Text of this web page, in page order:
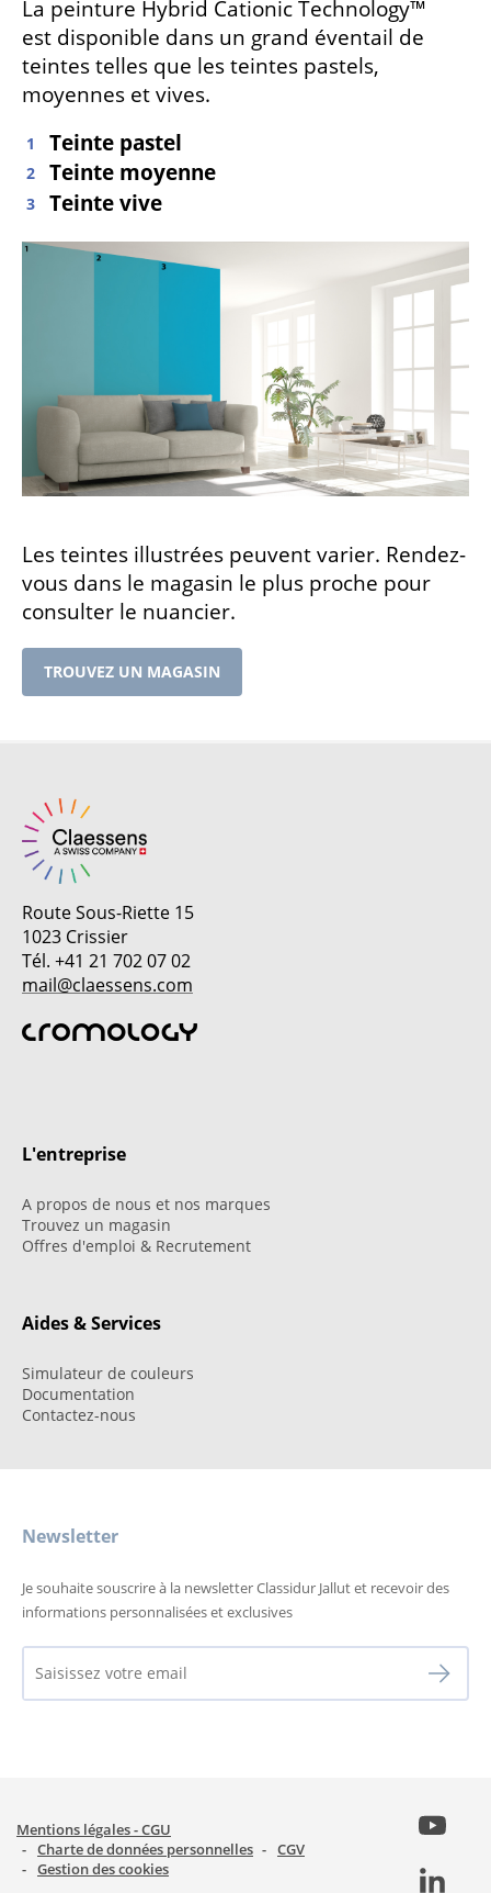
La peinture Hybrid Cationic Technology™
est disponible dans un grand éventail de
teintes telles que les teintes pastels,
moyennes et vives.
Teinte pastel
Teinte moyenne
Teinte vive
Les teintes illustrées peuvent varier. Rendez-
vous dans le magasin le plus proche pour
consulter le nuancier.
TROUVEZ UN MAGASIN
Route Sous-Riette 15
1023 Crissier
Tél. +41 21 702 07 02
mail@claessens.com
L'entreprise
A propos de nous et nos marques
Trouvez un magasin
Offres d'emploi & Recrutement
Aides & Services
Simulateur de couleurs
Documentation
Contactez-nous
Newsletter
Je souhaite souscrire à la newsletter Classidur Jallut et recevoir des
informations personnalisées et exclusives
Mentions légales - CGU
Charte de données personnelles
CGV
Gestion des cookies